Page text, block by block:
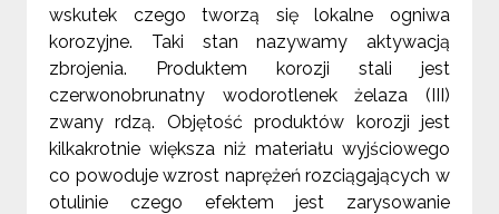
wskutek czego tworzą się lokalne ogniwa
korozyjne. Taki stan nazywamy aktywacją
zbrojenia. Produktem korozji stali jest
czerwonobrunatny wodorotlenek żelaza (III)
zwany rdzą. Objętość produktów korozji jest
kilkakrotnie większa niż materiału wyjściowego
co powoduje wzrost naprężeń rozciągających w
otulinie czego efektem jest zarysowanie